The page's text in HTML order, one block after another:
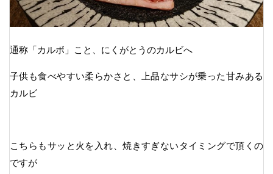
通称「カルボ」こと、にくがとうのカルビへ
子供も食べやすい柔らかさと、上品なサシが乗った甘みある
カルビ
こちらもサッと火を入れ、焼きすぎないタイミングで頂くの
ですが